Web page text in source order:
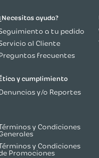
ayuda?
a tu pedido
al Cliente
frecuentes
y cumplimiento
y/o Reportes
y Condiciones
y Condiciones
Promociones